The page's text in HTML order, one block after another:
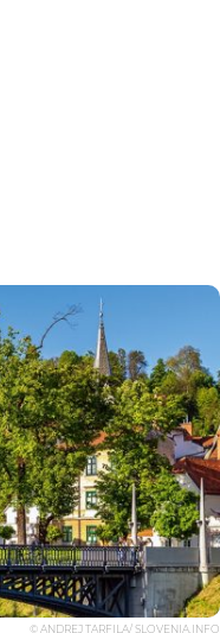
© ANDREJ TARFILA/ SLOVENIA.INFO